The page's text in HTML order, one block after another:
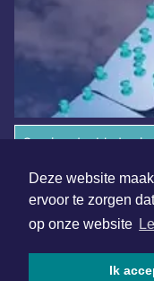
Deze website
ervoor te zorgen
op onze website
Ik
Overige dagbladen in
Algemene voorwaarden
Disclaimer